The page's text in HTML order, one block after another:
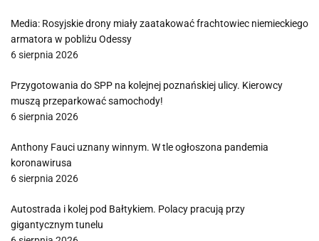
Media: Rosyjskie drony miały zaatakować frachtowiec niemieckiego
armatora w pobliżu Odessy
6 sierpnia 2026
Przygotowania do SPP na kolejnej poznańskiej ulicy. Kierowcy
muszą przeparkować samochody!
6 sierpnia 2026
Anthony Fauci uznany winnym. W tle ogłoszona pandemia
koronawirusa
6 sierpnia 2026
Autostrada i kolej pod Bałtykiem. Polacy pracują przy
gigantycznym tunelu